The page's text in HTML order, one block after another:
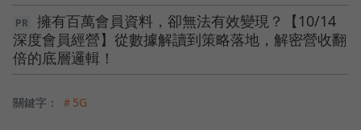
擁有百萬會員資料，卻無法有效變現？【10/14
深度會員經營】從數據解讀到策略落地，解密營收翻
倍的底層邏輯！
關鍵字： ＃5G